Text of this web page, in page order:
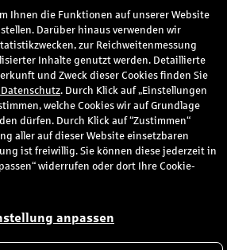
mit Ihrer E-Mail-Adresse und dem von
an.
hier?
Ihnen die Funktionen auf unserer Website
Darüber hinaus verwenden wir
zur Reichweitenmessung
Inhalte genutzt werden. Detaillierte
und Zweck dieser Cookies finden Sie
. Durch Klick auf „Einstellungen
welche Cookies wir auf Grundlage
dürfen. Durch Klick auf “Zustimmen“
aller auf dieser Website einsetzbaren
ist freiwillig. Sie können diese jederzeit in
widerrufen oder dort Ihre Cookie-
anpassen